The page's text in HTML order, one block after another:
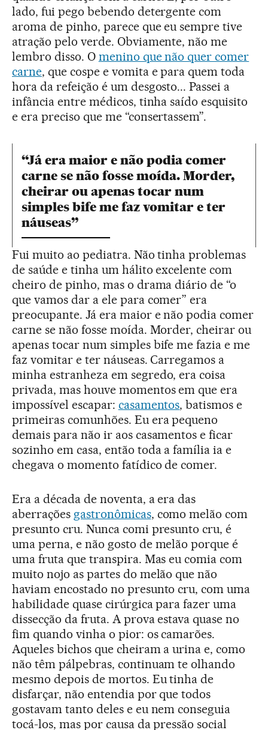
lado, fui pego bebendo detergente com
aroma de pinho, parece que eu sempre tive
atração pelo verde. Obviamente, não me
lembro disso. O menino que não quer comer
carne, que cospe e vomita e para quem toda
hora da refeição é um desgosto... Passei a
infância entre médicos, tinha saído esquisito
e era preciso que me “consertassem”.
“Já era maior e não podia comer
carne se não fosse moída. Morder,
cheirar ou apenas tocar num
simples bife me faz vomitar e ter
náuseas”
Fui muito ao pediatra. Não tinha problemas
de saúde e tinha um hálito excelente com
cheiro de pinho, mas o drama diário de “o
que vamos dar a ele para comer” era
preocupante. Já era maior e não podia comer
carne se não fosse moída. Morder, cheirar ou
apenas tocar num simples bife me fazia e me
faz vomitar e ter náuseas. Carregamos a
minha estranheza em segredo, era coisa
privada, mas houve momentos em que era
impossível escapar: casamentos, batismos e
primeiras comunhões. Eu era pequeno
demais para não ir aos casamentos e ficar
sozinho em casa, então toda a família ia e
chegava o momento fatídico de comer.
Era a década de noventa, a era das
aberrações gastronômicas, como melão com
presunto cru. Nunca comi presunto cru, é
uma perna, e não gosto de melão porque é
uma fruta que transpira. Mas eu comia com
muito nojo as partes do melão que não
haviam encostado no presunto cru, com uma
habilidade quase cirúrgica para fazer uma
dissecção da fruta. A prova estava quase no
fim quando vinha o pior: os camarões.
Aqueles bichos que cheiram a urina e, como
não têm pálpebras, continuam te olhando
mesmo depois de mortos. Eu tinha de
disfarçar, não entendia por que todos
gostavam tanto deles e eu nem conseguia
tocá-los, mas por causa da pressão social